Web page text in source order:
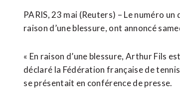
PARIS, 23 mai (Reuters) – Le numéro
raison d’une blessure, ont annoncé
« En raison d’une blessure, Arthur Fils
déclaré la Fédération ​française de
⁠se présentait en conférence de presse.